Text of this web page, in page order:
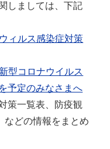
しましては、下記
ィルス感染症対策
新型コロナウイルス
予定のみなさまへ
策一覧表、防疫観
などの情報をまとめ